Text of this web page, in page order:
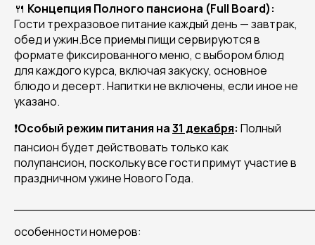
🍴 Концепция Полного пансиона (Full Board):
Гости трехразовое питание каждый день — завтрак,
обед и ужин.Все приемы пищи сервируются в
формате фиксированного меню, с выбором блюд
для каждого курса, включая закуску, основное
блюдо и десерт. Напитки не включены, если иное не
указано.
❗Особый режим питания на31 декабря: Полный
пансион будет действовать только как
полупансион, поскольку все гости примут участие в
праздничном ужине Нового Года.
особенности номеров: